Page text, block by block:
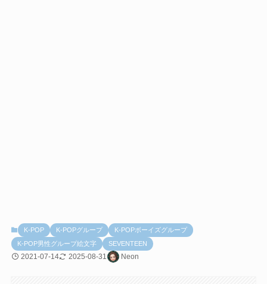
K-POP K-POPグループ
K-POPボーイズグループ
K-POP男性グループ絵文字
SEVENTEEN
2021-07-14 2025-08-31 Neon